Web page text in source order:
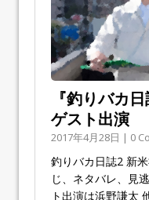
『釣りバカ
ゲスト出演
2017年4月28日 | 0
釣りバカ日誌2 新
じ、ネタバレ、見
ト出演は浜野謙太